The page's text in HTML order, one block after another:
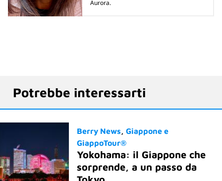
Aurora.
Potrebbe interessarti
Berry News
Giappone e
GiappoTour®
Yokohama: il Giappone che
sorprende, a un passo da